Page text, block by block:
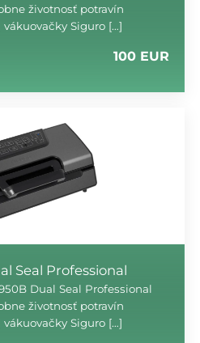
životnosť potravín
Siguro […]
100 EUR
Seal Professional
Dual Seal Professional
životnosť potravín
Siguro […]